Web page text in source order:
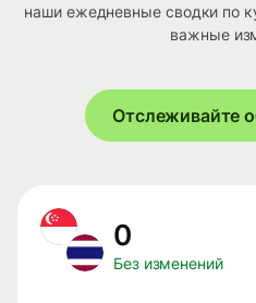
наши ежедневные сводки по
важные
Отслеживайте
0
Без изменений